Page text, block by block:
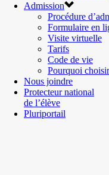
Admission
Procédure
Formulaire en
Visite virtuelle
Tarifs
Code de vie
Pourquoi
Nous joindre
Protecteur national
de l’élève
Pluriportail